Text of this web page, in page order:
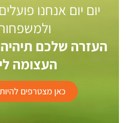
יום יום אנחנו
העזרה שלכם
העצומה
כאן מצטרפים